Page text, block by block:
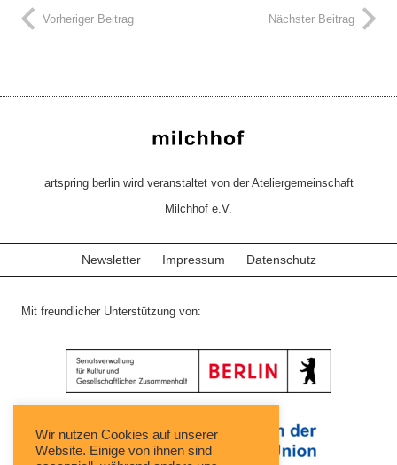
Vorheriger Beitrag Nächster Beitrag
artspring berlin wird veranstaltet von der Ateliergemeinschaft
Milchhof e.V.
Newsletter Impressum Datenschutz
Mit freundlicher Unterstützung von:
Wir nutzen Cookies auf unserer
Website. Einige von ihnen sind